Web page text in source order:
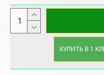
КУПИТЬ В 1